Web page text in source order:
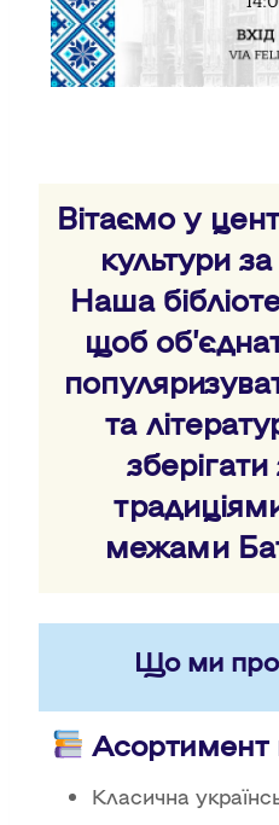
Вітаємо у
культури
Наша
щоб
та
зберігати
межами
Що ми
Асортимент
Класична